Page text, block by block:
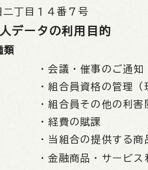
丁目１４番７号
データの利用目的
類
・会議・催事のご通知
・組合員資格の管理
・組合員その他の利
・経費の賦課
・当組合の提供する
・金融商品・サービ